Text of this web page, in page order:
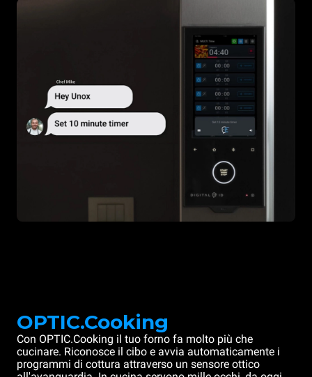
OPTIC.Cooking
Con OPTIC.Cooking il tuo forno fa molto più che
cucinare. Riconosce il cibo e avvia automaticamente i
programmi di cottura attraverso un sensore ottico